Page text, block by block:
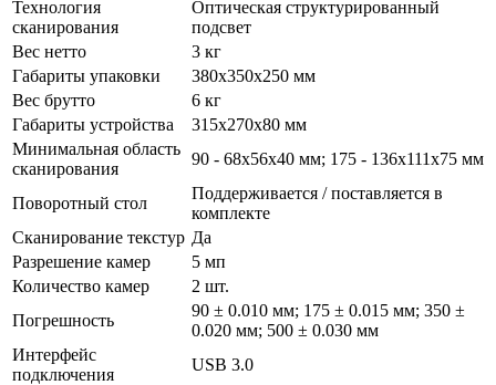
Технология
сканирования
Оптическая структурированный
подсвет
Вес нетто
3 кг
Габариты упаковки
380x350x250 мм
Вес брутто
6 кг
Габариты устройства
315х270х80 мм
Минимальная область
сканирования
90 - 68х56х40 мм; 175 - 136х111х75 мм
Поворотный стол
Поддерживается / поставляется в
комплекте
Сканирование текстур Да
Разрешение камер
5 мп
Количество камер
2 шт.
Погрешность
90 ± 0.010 мм; 175 ± 0.015 мм; 350 ±
0.020 мм; 500 ± 0.030 мм
Интерфейс
подключения
USB 3.0